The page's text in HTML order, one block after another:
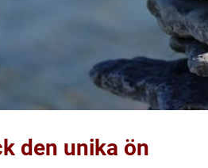
den unika ön